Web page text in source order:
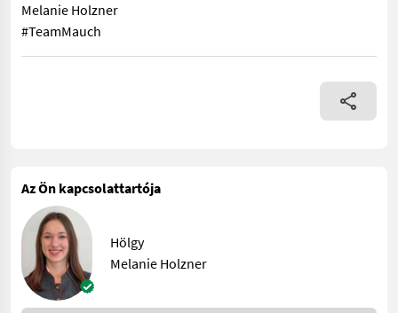
Melanie Holzner
#TeamMauch
Az ÚJ Weidemann 1190e elektromos udvari rakodógép,
Az Ön kapcsolattartója
Hölgy
Melanie Holzner